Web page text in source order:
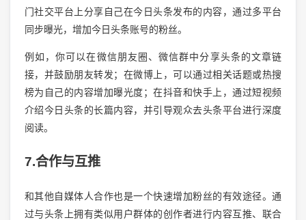
门社交平台上分享自己在今日头条发布的内容，通过多平台
同步曝光，增加今日头条账号的粉丝。
例如，你可以在微信朋友圈、微信群中分享头条的文章链
接，并鼓励朋友转发；在微博上，可以通过相关话题或热搜
榜为自己的内容增加曝光度；在抖音和快手上，通过短视频
介绍今日头条的长篇内容，并引导观众去头条平台进行深度
阅读。
7.合作与互推
和其他自媒体人合作也是一个快速增加粉丝的有效途径。通
过与头条上拥有类似用户群体的创作者进行内容互推、联合